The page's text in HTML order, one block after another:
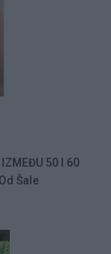
IZMEĐU 50 I 60
Šale